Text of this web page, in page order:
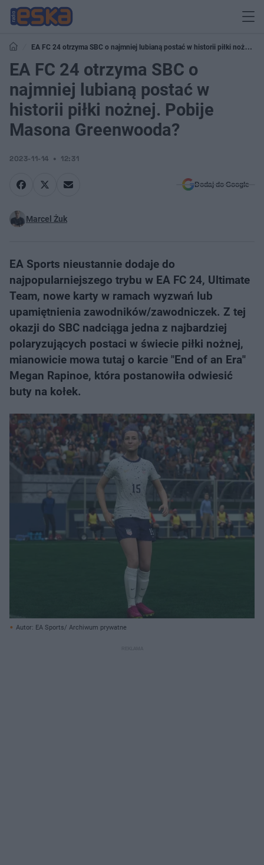
EA FC 24 otrzyma SBC o najmniej lubianą postać w historii piłki nożnej.
Pobije Masona Greenwooda?
EA FC 24 otrzyma SBC o
najmniej lubianą postać w
historii piłki nożnej. Pobije
Masona Greenwooda?
2023-11-14 12:31
Dodaj do Google
Marcel Żuk
EA Sports nieustannie dodaje do
najpopularniejszego trybu w EA FC 24, Ultimate
Team, nowe karty w ramach wyzwań lub
upamiętnienia zawodników/zawodniczek. Z tej
okazji do SBC nadciąga jedna z najbardziej
polaryzujących postaci w świecie piłki nożnej,
mianowicie mowa tutaj o karcie "End of an Era"
Megan Rapinoe, która postanowiła odwiesić
buty na kołek.
Autor: EA Sports/ Archiwum prywatne